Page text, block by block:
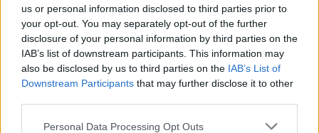
us or personal information disclosed to third parties prior to
your opt-out. You may separately opt-out of the further
disclosure of your personal information by third parties on the
IAB’s list of downstream participants. This information may
also be disclosed by us to third parties on the IAB’s List of
Downstream Participants that may further disclose it to other
Please note that this website/app uses one or more Google
Personal Data Processing Opt Outs
Nagyon nagy kihívás és nagy lehetőség ez
számomra– kezdtePál Zoltán. - Mindig az volt a
célom, hogy amit játékosként nem sikerült elérnem,
azt edzőként megvalósíthassam a Vasasnál. Szanyó
Károllyal hasonlóan gondolkodunk a futballról,
mindketten a támadófocit preferáljuk és
mindketten hiszünk a fiatalokban. Biztos vagyok